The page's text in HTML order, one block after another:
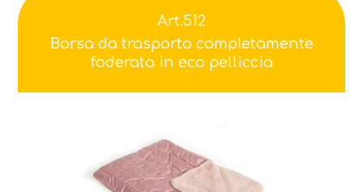
Art.512
Borsa da trasporto completamente
foderata in eco pelliccia